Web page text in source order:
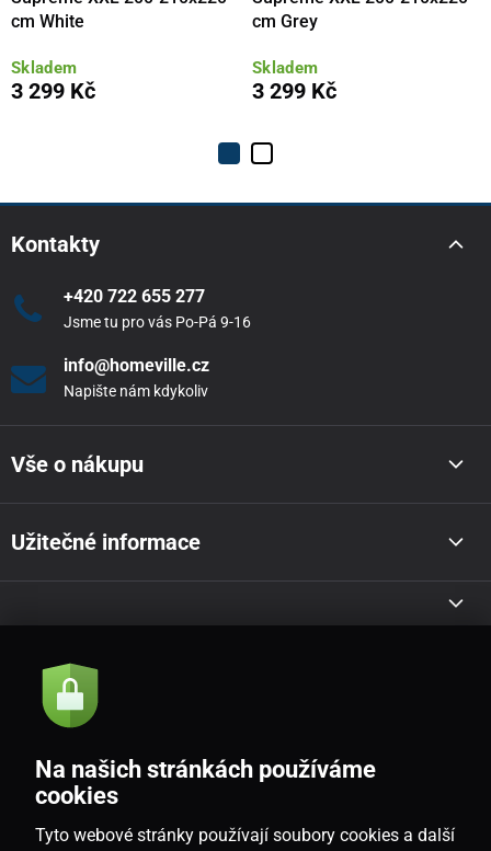
cm White
Skladem
3 299 Kč
cm Grey
Skladem
3 299 Kč
Kontakty
+420 722 655 277
Jsme tu pro vás Po-Pá 9-16
info@homeville.cz
Napište nám kdykoliv
Vše o nákupu
Užitečné informace
Akce a novinky e-mailem
Souhlasím sezásadami zpracování osobních údajů
Na našich stránkách používáme
cookies
Tyto webové stránky používají soubory cookies a další